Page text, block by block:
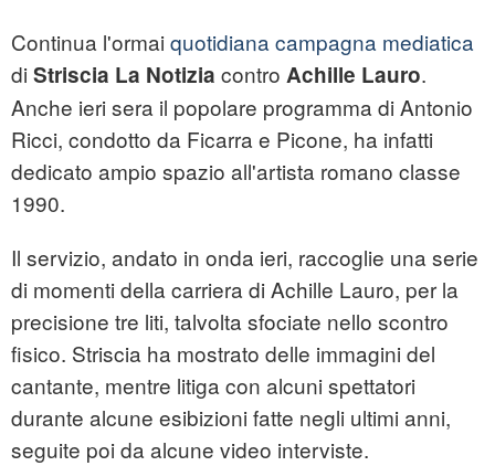
Continua l'ormai quotidiana campagna mediatica
di Striscia La Notizia contro Achille Lauro.
Anche ieri sera il popolare programma di Antonio
Ricci, condotto da Ficarra e Picone, ha infatti
dedicato ampio spazio all'artista romano classe
1990.
Il servizio, andato in onda ieri, raccoglie una serie
di momenti della carriera di Achille Lauro, per la
precisione tre liti, talvolta sfociate nello scontro
fisico. Striscia ha mostrato delle immagini del
cantante, mentre litiga con alcuni spettatori
durante alcune esibizioni fatte negli ultimi anni,
seguite poi da alcune video interviste.